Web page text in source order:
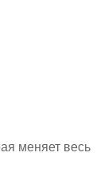
меняет весь